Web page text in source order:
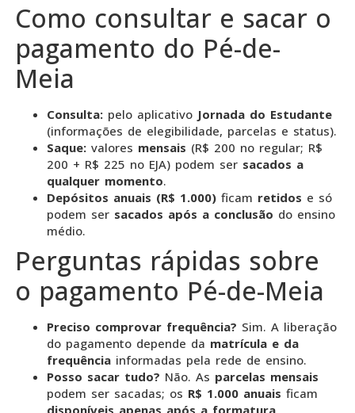
Como consultar e sacar o
pagamento do Pé-de-
Meia
Consulta: pelo aplicativo Jornada do Estudante
(informações de elegibilidade, parcelas e status).
Saque: valores mensais (R$ 200 no regular; R$
200 + R$ 225 no EJA) podem ser sacados a
qualquer momento.
Depósitos anuais (R$ 1.000) ficam retidos e só
podem ser sacados após a conclusão do ensino
médio.
Perguntas rápidas sobre
o pagamento Pé-de-Meia
Preciso comprovar frequência? Sim. A liberação
do pagamento depende da matrícula e da
frequência informadas pela rede de ensino.
Posso sacar tudo? Não. As parcelas mensais
podem ser sacadas; os R$ 1.000 anuais ficam